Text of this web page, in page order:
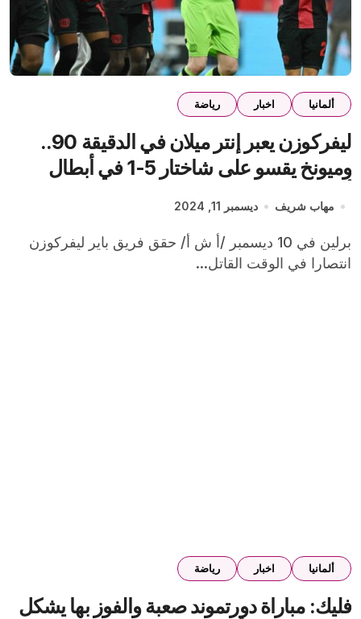
ألمانيا اخبار رياضة
ليفركوزن يعبر إنتر ميلان في الدقيقة 90..
وميونخ يقسو على شاختار 5-1 في أبطال
مهاب شريف ديسمبر 11, 2024
برلين في 10 ديسمبر /أ ش أ/ حقق فريق باير ليفركوزن
انتصارا في الوقت القاتل...
ألمانيا اخبار رياضة
فليك: مباراة دورتموند صعبة والفوز بها يشكل